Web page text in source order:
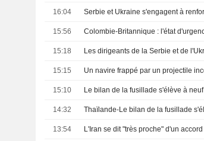
16:04 Serbie et Ukraine s'engagent à
15:56
15:18
15:15 Un navire frappé par un projectile
15:10 Le bilan de la fusillade s'élève à
14:32 Thaïlande-Le bilan de la fusillade
13:54